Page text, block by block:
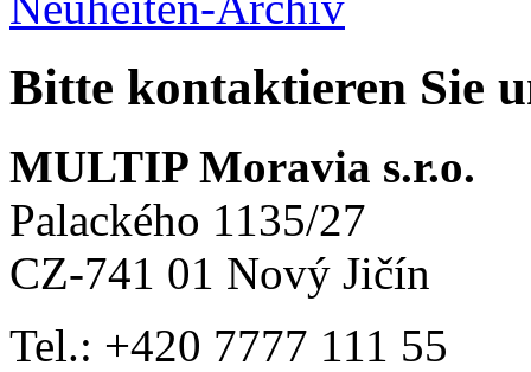
Bitte kontaktieren Sie
MULTIP Moravia s.r.o.
Palackého 1135/27
CZ-741 01 Nový Jičín
Tel.: +420 7777 111 55